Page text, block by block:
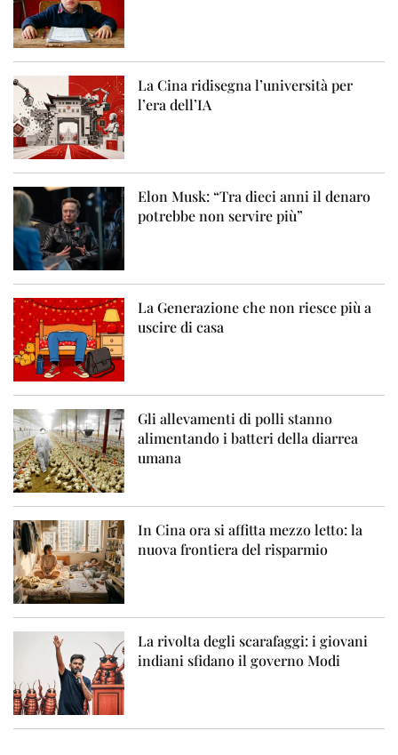
La Cina ridisegna l’università per
l’era dell’IA
Elon Musk: “Tra dieci anni il denaro
potrebbe non servire più”
La Generazione che non riesce più a
uscire di casa
Gli allevamenti di polli stanno
alimentando i batteri della diarrea
umana
In Cina ora si affitta mezzo letto: la
nuova frontiera del risparmio
La rivolta degli scarafaggi: i giovani
indiani sfidano il governo Modi